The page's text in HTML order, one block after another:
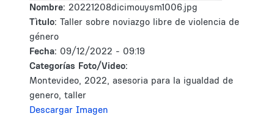
Nombre: 20221208dicimouysm1006.jpg
Tìtulo: Taller sobre noviazgo libre de violencia de
género
Fecha: 09/12/2022 - 09:19
Categorías Foto/Video:
Montevideo, 2022, asesoria para la igualdad de
genero, taller
Descargar Imagen